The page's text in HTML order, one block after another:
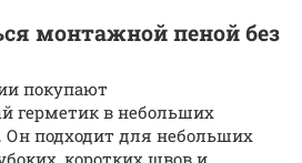
монтажной пеной без
покупают
герметик в небольших
Он подходит для небольших